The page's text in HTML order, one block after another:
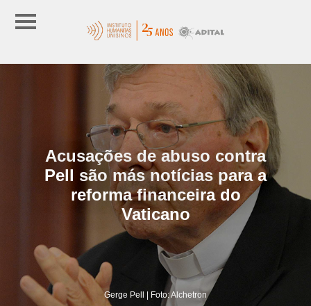
Acusações de abuso contra
Pell são más notícias para a
reforma financeira do
Vaticano
Gerge Pell | Foto: Alchetron